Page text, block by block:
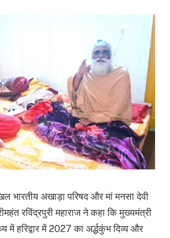
भारतीय अखाड़ा परिषद और मां मनसा देवी
रविंद्रपुरी महाराज ने कहा कि मुख्यमंत्री
में हरिद्वार में 2027 का अर्द्धकुंभ दिव्य और